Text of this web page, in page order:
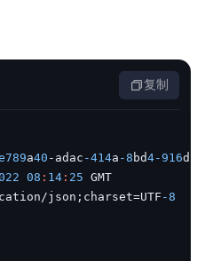
复制
a40 -adac -414a -8 bd4-916d
08 : 14 : 25
json;charset=UTF-8